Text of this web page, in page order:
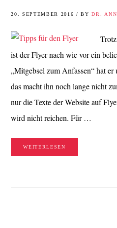
20. SEPTEMBER 2016 / BYDR.
ist der Flyer nach wie vor ein
„Mitgebsel zum Anfassen“ hat
das macht ihn noch lange nicht
nur die Texte der Website auf
wird nicht reichen. Für …
WEITERLESEN